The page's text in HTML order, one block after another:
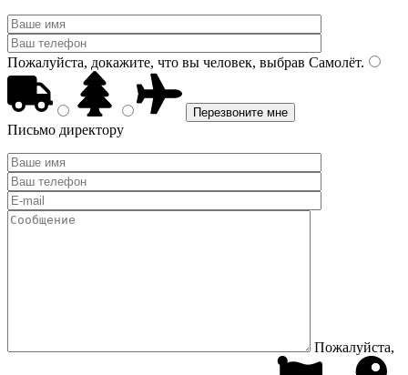
Пожалуйста, докажите, что вы человек, выбрав Самолёт.
Письмо директору
Пожалуйста,